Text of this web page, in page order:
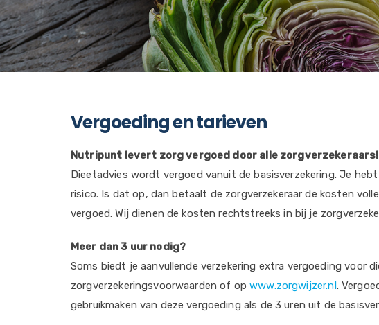
Vergoeding en tarieven
Nutripunt levert zorg vergoed door alle zorgverzekeraars!
Dieetadvies wordt vergoed vanuit de basisverzekering. Je
risico. Is dat op, dan betaalt de zorgverzekeraar de kosten
vergoed. Wij dienen de kosten rechtstreeks in bij je
Meer dan 3 uur nodig?
Soms biedt je aanvullende verzekering extra vergoeding voor
zorgverzekeringsvoorwaarden of opwww.zorgwijzer.nl.
gebruikmaken van deze vergoeding als de 3 uren uit de